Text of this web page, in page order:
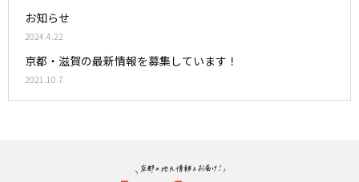
お知らせ
2024.4.22
京都・滋賀の最新情報を募集しています！
2021.10.7